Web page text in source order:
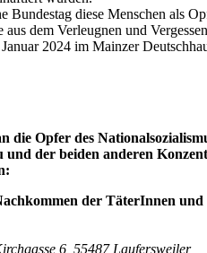
Bundestag diese Menschen als
dem Verleugnen und
2024 im Mainzer
die Opfer des
der beiden anderen
der TäterInnen und
6, 55487 Laufersweiler